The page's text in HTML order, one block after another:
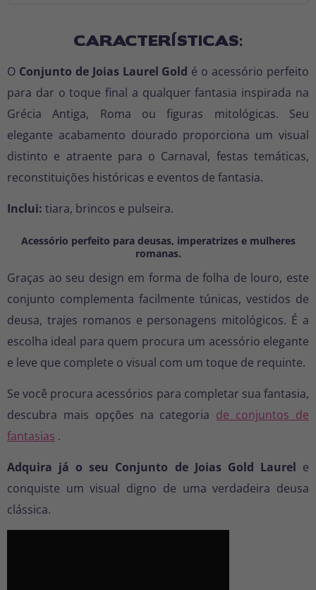
CARACTERÍSTICAS:
O Conjunto de Joias Laurel Gold é o acessório perfeito
para dar o toque final a qualquer fantasia inspirada na
Grécia Antiga, Roma ou figuras mitológicas. Seu
elegante acabamento dourado proporciona um visual
distinto e atraente para o Carnaval, festas temáticas,
reconstituições históricas e eventos de fantasia.
Inclui: tiara, brincos e pulseira.
Acessório perfeito para deusas, imperatrizes e mulheres
romanas.
Graças ao seu design em forma de folha de louro, este
conjunto complementa facilmente túnicas, vestidos de
deusa, trajes romanos e personagens mitológicos. É a
escolha ideal para quem procura um acessório elegante
e leve que complete o visual com um toque de requinte.
Se você procura acessórios para completar sua fantasia,
descubra mais opções na categoria de conjuntos de
fantasias .
Adquira já o seu Conjunto de Joias Gold Laurel e
conquiste um visual digno de uma verdadeira deusa
clássica.